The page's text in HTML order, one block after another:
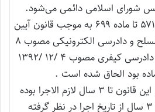
*)لازم به ذکر است ماده ۵۷۱ تا ماده ۶۹۹ به موجب قانون آیین
دادرسی جرائم نیروهای مسلح و دادرسی الکترونیکی مصوب ۸
/۷ /۱۳۹۳ به قانون آیین دادرسی کیفری مصوب ۴ /۱۲ /۱۳۹۲
*)با توجه به متن موخره، این قانون تا ۳ سال لازم الاجرا بوده
لذا پایان اعتبار این قانون ۳ سال از تاریخ اجرا در نظر گرفته